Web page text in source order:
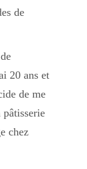
de
20 ans et
de me
pâtisserie
chez